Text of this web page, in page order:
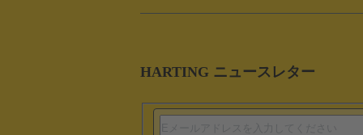
HARTING ニュースレター